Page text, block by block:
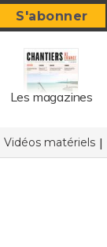
S'abonner
Les magazines
Vidéos matériels